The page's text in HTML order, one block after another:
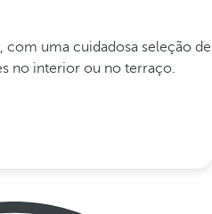
com uma cuidadosa seleção de
no interior ou no terraço.